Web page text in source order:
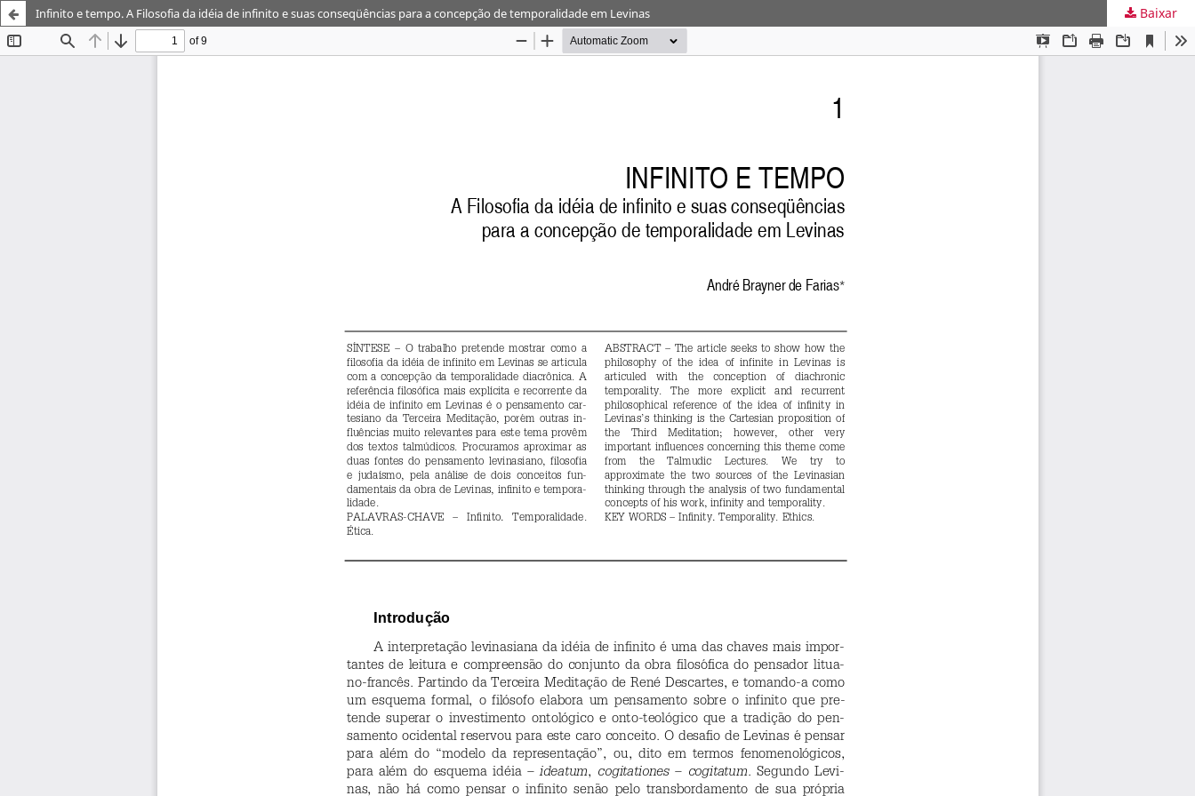
Infinito e tempo. A Filosofia da idéia de infinito e suas conseqüências para a concepção de temporalidade em Levinas Baixar